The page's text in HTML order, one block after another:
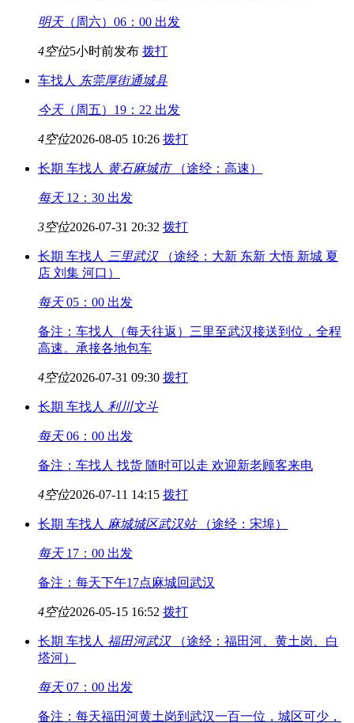
明天（周六）06：00 出发
4空位5小时前发布 拨打
车找人 东莞厚街通城县
今天（周五）19：22 出发
4空位2026-08-05 10:26 拨打
长期 车找人 黄石麻城市 （途经：高速）
每天12：30 出发
3空位2026-07-31 20:32 拨打
长期 车找人 三里武汉
（途经：大新 东新 大悟 新城 夏
店 刘集 河口）
每天05：00 出发
备注：车找人（每天往返）三里至武汉接送到位，全程
高速。承接各地包车
4空位2026-07-31 09:30 拨打
长期 车找人 利川文斗
每天06：00 出发
备注：车找人 找货 随时可以走 欢迎新老顾客来电
4空位2026-07-11 14:15 拨打
长期 车找人 麻城城区武汉站 （途经：宋埠）
每天17：00 出发
备注：每天下午17点麻城回武汉
4空位2026-05-15 16:52 拨打
长期 车找人 福田河武汉
（途经：福田河、黄土岗、白
塔河）
每天07：00 出发
备注：每天福田河黄土岗到武汉一百一位，城区可少，